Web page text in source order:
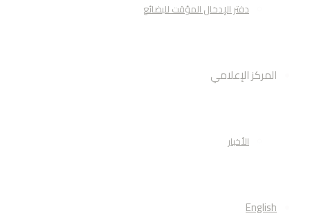
دفتر الإدخال المؤقت للبضائع
المركز الإعلامي
الأخبار
English